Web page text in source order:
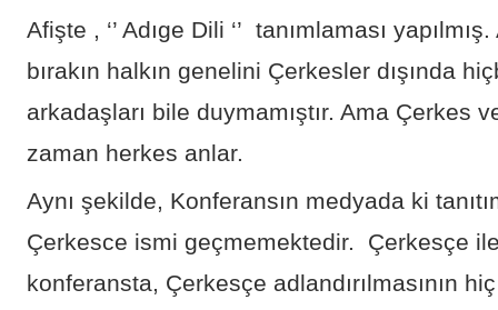
Afişte , ‘’ Adıge Dili ‘’ tanımlaması
bırakın halkın genelini Çerkesler dışında
arkadaşları bile duymamıştır. Ama Çerkes
zaman herkes anlar.
Aynı şekilde, Konferansın medyada ki
Çerkesce ismi geçmemektedir. Çerkesçe
konferansta, Çerkesçe adlandırılmasının